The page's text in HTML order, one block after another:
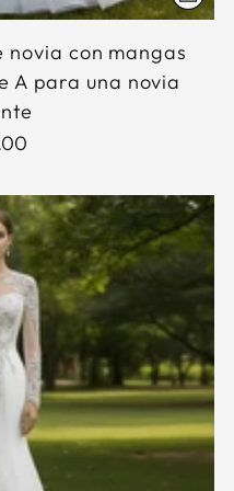
novia con mangas
A para una novia